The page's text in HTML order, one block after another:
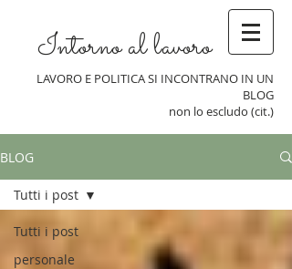
Intorno al lavoro
LAVORO E POLITICA SI INCONTRANO IN UN
BLOG
non lo escludo (cit.)
BLOG
Tutti i post
personale
Tutti i post